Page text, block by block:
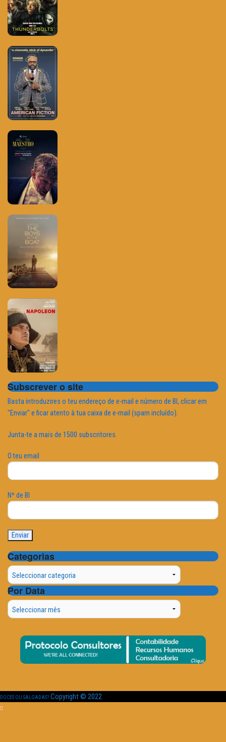
Subscrever o site
Basta introduzires o teu endereço de e-mail e número de BI, clicar em
"Enviar" e ficar atento à tua caixa de e-mail (spam incluído).
Junta-te a mais de 1500 subscritores.
O teu email
Nº de BI
Categorias
Categorias
Por Data
Por
Data
DOCES OU SALGADAS? Copyright © 2022